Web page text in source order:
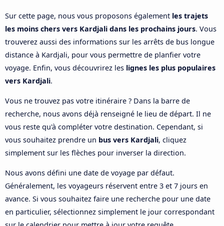
Sur cette page, nous vous proposons également les trajets
les moins chers vers Kardjali dans les prochains jours. Vous
trouverez aussi des informations sur les arrêts de bus longue
distance à Kardjali, pour vous permettre de planfier votre
voyage. Enfin, vous découvrirez les lignes les plus populaires
vers Kardjali.
Vous ne trouvez pas votre itinéraire ? Dans la barre de
recherche, nous avons déjà renseigné le lieu de départ. Il ne
vous reste qu'à compléter votre destination. Cependant, si
vous souhaitez prendre un bus vers Kardjali, cliquez
simplement sur les flèches pour inverser la direction.
Nous avons défini une date de voyage par défaut.
Généralement, les voyageurs réservent entre 3 et 7 jours en
avance. Si vous souhaitez faire une recherche pour une date
en particulier, sélectionnez simplement le jour correspondant